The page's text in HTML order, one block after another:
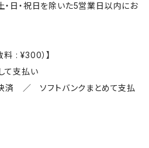
日・祝日を除いた5営業日以内にお
: ¥300）】
て支払い
／ ソフトバンクまとめて支払